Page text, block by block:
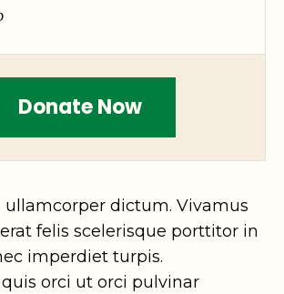
Donate Now
ullamcorper dictum. Vivamus
felis scelerisque porttitor in
imperdiet turpis.
orci ut orci pulvinar